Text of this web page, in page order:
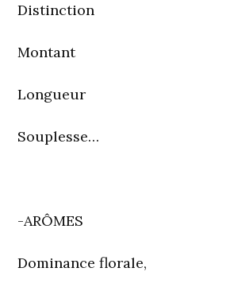
Distinction
Montant
Longueur
Souplesse…
-ARÔMES
Dominance florale,